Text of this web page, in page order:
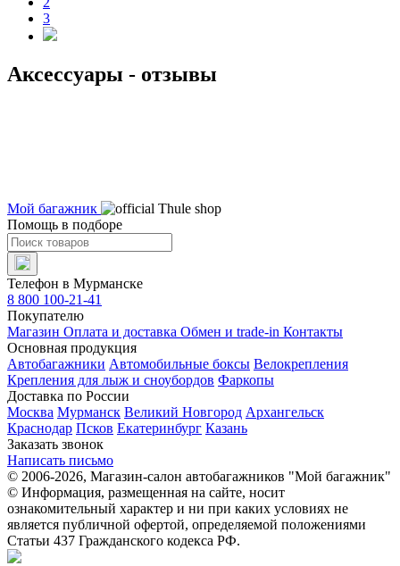
3
Аксессуары - отзывы
Мой багажник
Помощь в подборе
Телефон в Мурманске
8 800 100-21-41
Покупателю
Магазин Оплата и доставка Обмен и trade-in Контакты
Основная продукция
Автобагажники Автомобильные боксы Велокрепления
Крепления для лыж и сноубордов Фаркопы
Доставка по России
Москва Мурманск Великий Новгород Архангельск
Краснодар Псков Екатеринбург Казань
Заказать звонок
Написать письмо
© 2006-2026, Магазин-салон автобагажников "Мой багажник"
© Информация, размещенная на сайте, носит
ознакомительный характер и ни при каких условиях не
является публичной офертой, определяемой положениями
Статьи 437 Гражданского кодекса РФ.